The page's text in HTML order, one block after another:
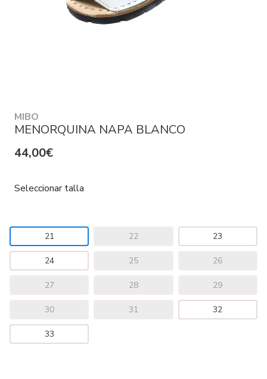
MIBO
MENORQUINA NAPA BLANCO
44,00€
Seleccionar talla
21 22 23
24 25 26
27 28 29
30 31 32
33